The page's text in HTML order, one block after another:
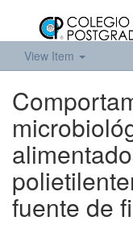
View Item
fuente de